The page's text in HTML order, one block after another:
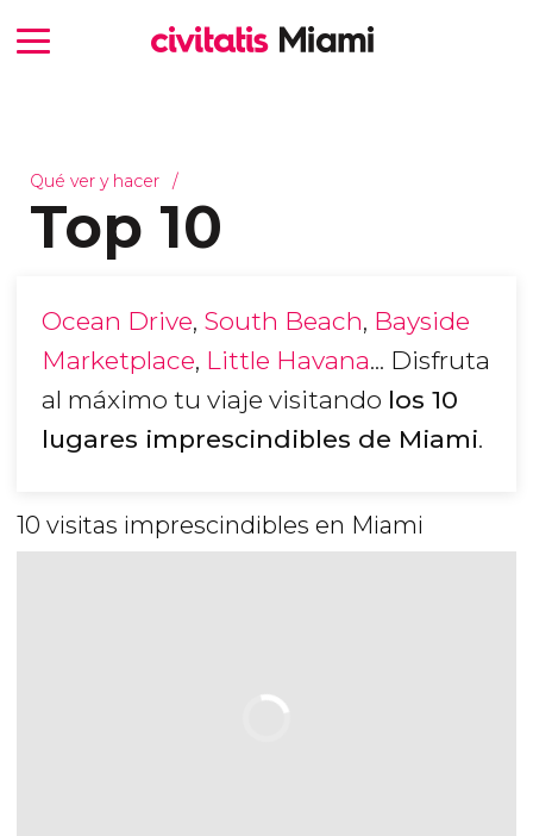
Qué ver y hacer
Top 10
Ocean Drive, South Beach, Bayside
Marketplace, Little Havana... Disfruta
al máximo tu viaje visitando los 10
lugares imprescindibles de Miami.
10 visitas imprescindibles en Miami